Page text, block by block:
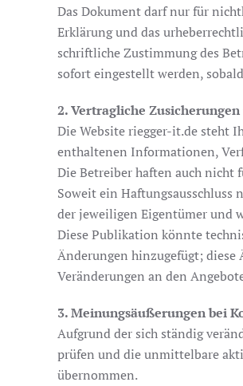
Das Dokument darf nur für
Erklärung und das
schriftliche Zustimmung des
sofort eingestellt werden,
2. Vertragliche
Die Website riegger-it.de steht
enthaltenen Informationen,
Die Betreiber haften auch nicht
Soweit ein
der jeweiligen Eigentümer und
Diese Publikation könnte
Änderungen hinzugefügt; diese
Veränderungen an den
3. Meinungsäußerungen bei
Aufgrund der sich ständig
prüfen und die unmittelbare
übernommen.